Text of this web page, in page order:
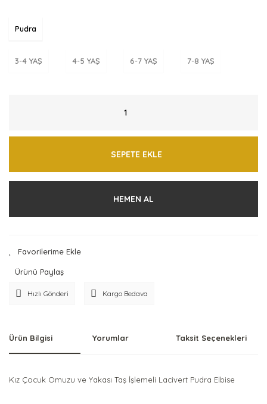
Pudra
3-4 YAŞ 4-5 YAŞ 6-7 YAŞ 7-8 YAŞ
SEPETE EKLE
HEMEN AL
Ürünü Paylaş
Hızlı Gönderi Kargo Bedava
Ürün Bilgisi Yorumlar Taksit Seçenekleri
Kız Çocuk Omuzu ve Yakası Taş İşlemeli Lacivert Pudra Elbise